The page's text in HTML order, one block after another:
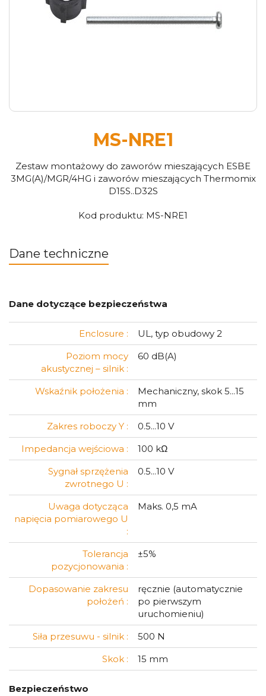
MS-NRE1
Zestaw montażowy do zaworów mieszających ESBE
3MG(A)/MGR/4HG i zaworów mieszających Thermomix
D15S..D32S
Kod produktu: MS-NRE1
Dane techniczne
Dane dotyczące bezpieczeństwa
Enclosure :
UL, typ obudowy 2
Poziom mocy
akustycznej – silnik :
60 dB(A)
Wskaźnik położenia :
Mechaniczny, skok 5...15
mm
Zakres roboczy Y :
0.5...10 V
Impedancja wejściowa :
100 kΩ
Sygnał sprzężenia
zwrotnego U :
0.5...10 V
Uwaga dotycząca
napięcia pomiarowego U
:
Maks. 0,5 mA
Tolerancja
pozycjonowania :
±5%
Dopasowanie zakresu
położeń :
ręcznie (automatycznie
po pierwszym
uruchomieniu)
Siła przesuwu - silnik :
500 N
Skok :
15 mm
Bezpieczeństwo